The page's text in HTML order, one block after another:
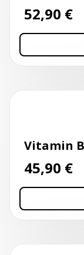
52,90 €
Vitamin
45,90 €